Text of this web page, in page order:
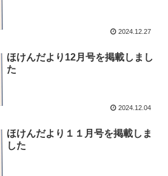
2024.12.27
ほけんだより12月号を掲載しまし
た
2024.12.04
ほけんだより１１月号を掲載しま
した